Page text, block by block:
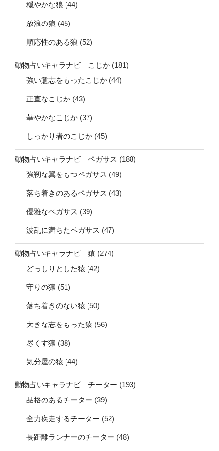
穏やかな狼 (44)
放浪の狼 (45)
順応性のある狼 (52)
動物占いキャラナビ こじか (181)
強い意志をもったこじか (44)
正直なこじか (43)
華やかなこじか (37)
しっかり者のこじか (45)
動物占いキャラナビ ペガサス (188)
強靭な翼をもつペガサス (49)
落ち着きのあるペガサス (43)
優雅なペガサス (39)
波乱に満ちたペガサス (47)
動物占いキャラナビ 猿 (274)
どっしりとした猿 (42)
守りの猿 (51)
落ち着きのない猿 (50)
大きな志をもった猿 (56)
尽くす猿 (38)
気分屋の猿 (44)
動物占いキャラナビ チーター (193)
品格のあるチーター (39)
全力疾走するチーター (52)
長距離ランナーのチーター (48)